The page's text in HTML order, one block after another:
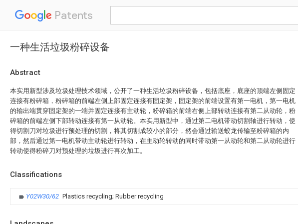
Patents
一种生活垃圾粉碎设备
Abstract
本实用新型涉及垃圾处理技术领域，公开了一种生活垃圾粉碎设备，包括底座，底座的顶端左侧固定
连接有粉碎箱，粉碎箱的前端左侧上部固定连接有固定架，固定架的前端设置有第一电机，第一电机
的输出端贯穿固定架的一端并固定连接有主动轮，粉碎箱的前端右侧上部转动连接有第二从动轮，粉
碎箱的前端左侧下部转动连接有第一从动轮。本实用新型中，通过第二电机带动切割轴进行转动，使
得切割刀对垃圾进行预处理的切割，将其切割成较小的部分，然会通过输送蛟龙传输至粉碎箱的内
部，然后通过第一电机带动主动轮进行转动，在主动轮转动的同时带动第一从动轮和第二从动轮进行
转动使得粉碎刀对预处理的垃圾进行再次加工。
Classifications
Y02W30/62 Plastics recycling; Rubber recycling